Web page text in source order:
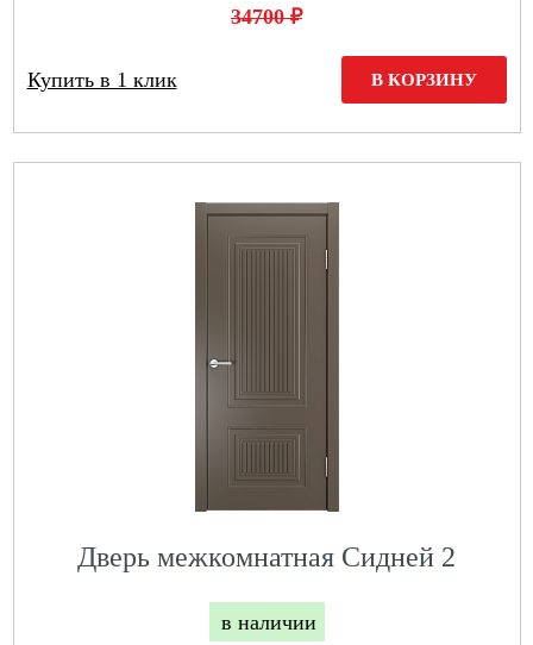
34700 ₽
Купить в 1 клик В КОРЗИНУ
Дверь межкомнатная Сидней 2
в наличии